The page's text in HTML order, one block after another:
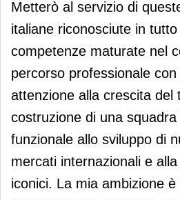
Metterò al servizio di
italiane riconosciute in
competenze maturate nel
percorso professionale
attenzione alla crescita del
costruzione di una squadra
funzionale allo sviluppo di
mercati internazionali e
iconici. La mia ambizione è